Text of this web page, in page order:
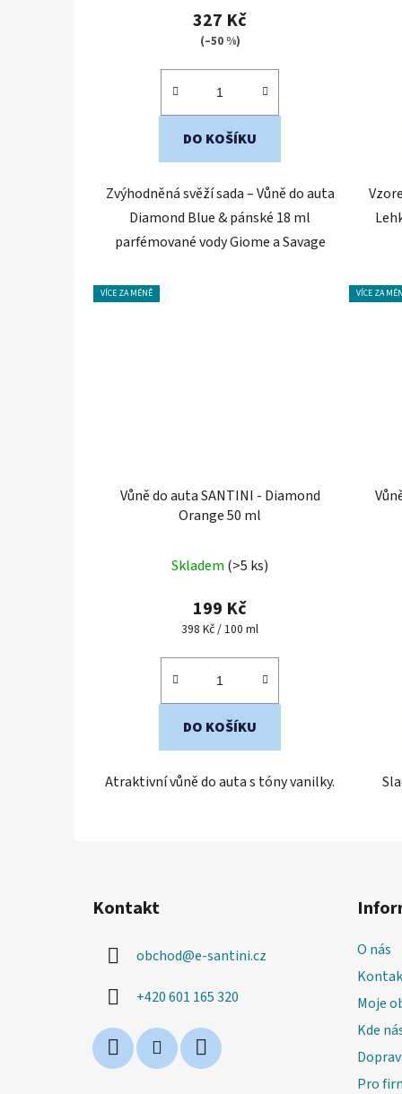
327 Kč
(–50 %)
DO KOŠÍKU
Zvýhodněná svěží sada – Vůně do auta
Diamond Blue & pánské 18 ml
parfémované vody Giome a Savage
VÍCE ZA MÉNĚ
Vůně do auta SANTINI - Diamond
Orange 50 ml
hodnocení
produktu
je
z
hvězdiček.
Skladem (>5 ks)
199 Kč
Měrná
398 Kč / 100 ml
DO KOŠÍKU
Atraktivní vůně do auta s tóny vanilky.
VÍCE ZA
Kontakt
obchod@e-santini.cz
+420 601 165 320
O nás
Moje
Kde
Pro